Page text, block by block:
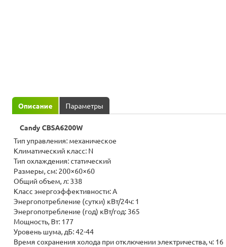
Описание Параметры
Candy CBSA6200W
Тип управления: механическое
Климатический класс: N
Тип охлаждения: статический
Размеры, см: 200×60×60
Общий объем, л: 338
Класс энергоэффективности: A
Энергопотребление (сутки) кВт/24ч: 1
Энергопотребление (год) кВт/год: 365
Мощность, Вт: 177
Уровень шума, дБ: 42-44
Время сохранения холода при отключении электричества, ч: 16